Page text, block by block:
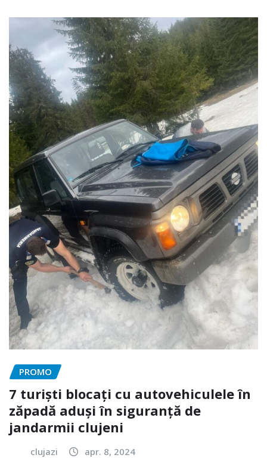
PROMO
7 turiști blocați cu autovehiculele în
zăpadă aduși în siguranță de
jandarmii clujeni
clujazi apr. 8, 2024